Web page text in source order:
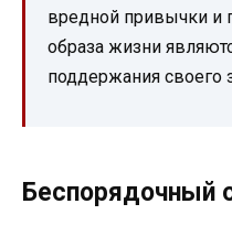
вредной привычки и
образа жизни
поддержания своего
Беспорядочный